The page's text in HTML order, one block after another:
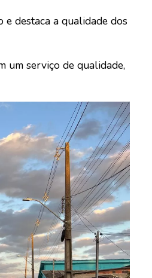
e destaca a qualidade dos
um serviço de qualidade,